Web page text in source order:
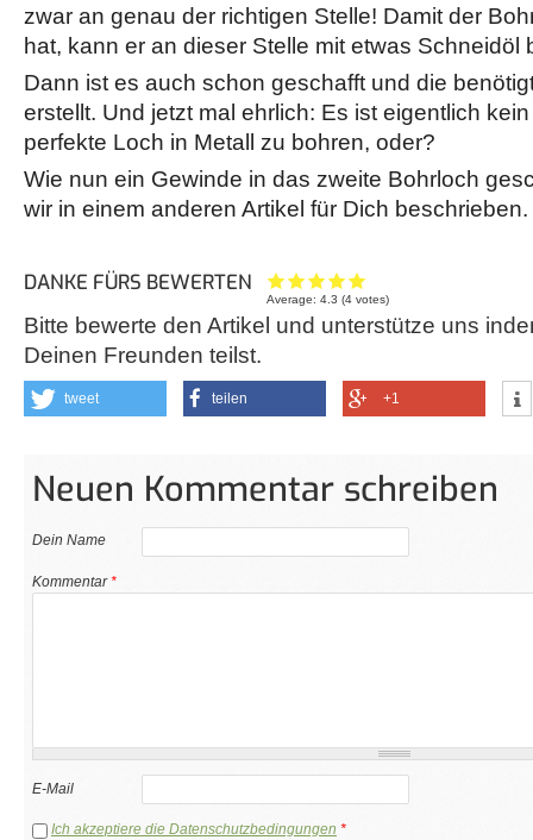
zwar an genau der richtigen Stelle! Damit der
hat, kann er an dieser Stelle mit etwas Schneidöl
Dann ist es auch schon geschafft und die
erstellt. Und jetzt mal ehrlich: Es ist eigentlich
perfekte Loch in Metall zu bohren, oder?
Wie nun ein Gewinde in das zweite Bohrloch
wir in einem anderen Artikel für Dich beschrieben.
DANKE FÜRS BEWERTEN
Average:4.3 (4 votes)
Bitte bewerte den Artikel und unterstütze uns
Deinen Freunden teilst.
tweet teilen +1
Neuen Kommentar schreiben
Dein Name
Kommentar*
E-Mail
Ich akzeptiere die Datenschutzbedingungen *